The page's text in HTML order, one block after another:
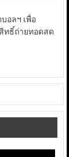
อลฯ เพื่อ
ทธิ์ถ่ายทอดสด